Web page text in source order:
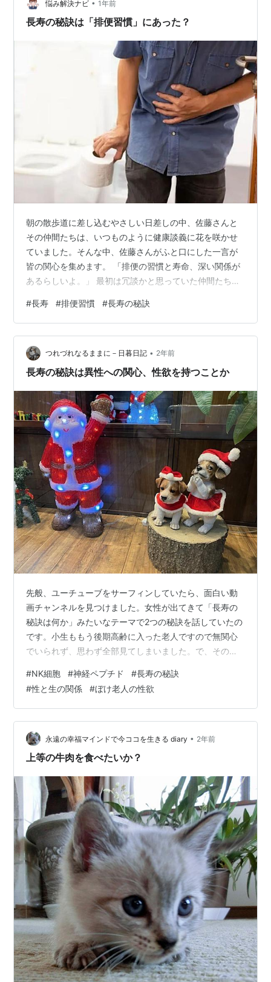
が健康なのだ。スーパーの買い物だって買い忘れて、も
う一度、自転車で買いに行ったら運動量が増える。私の
悩み解決ナビ • 1年前
長寿の秘訣は「排便習慣」にあった？
朝の散歩道に差し込むやさしい日差しの中、佐藤さんと
その仲間たちは、いつものように健康談義に花を咲かせ
ていました。そんな中、佐藤さんがふと口にした一言が
皆の関心を集めます。 「排便の習慣と寿命、深い関係が
あるらしいよ。」 最初は冗談かと思っていた仲間たち
どん引き込まれていきました。 毎日の排便は「健康のバ
ロメーター」 佐藤さんによると、最近の研究では以下の
ようなことが分かってきています： 健康な人の排便は1日
1～2回が理想的（多くても3回以内） 排便がスムーズで
あることも大事（無理にいきまない） 排便リズムの乱れ
#長寿 #排便習慣 #長寿の秘訣
つれづれなるままに－日暮日記 • 2年前
長寿の秘訣は異性への関心、性欲を持つことか
先般、ユーチューブをサーフィンしていたら、面白い動
画チャンネルを見つけました。女性が出てきて「長寿の
秘訣は何か」みたいなテーマで2つの秘訣を話していたの
です。小生ももう後期高齢に入った老人ですので無関心
でいられず、思わず全部見てしまいました。で、その女
こと。これは昔から言われているので、特筆することで
はないですね。かつて指圧の大家で有名な浪越徳次郎先
生も「押せば命の泉湧く」などと言って笑いと指圧が健
康にいいと喧伝していました。 ネット情報によります
と、笑いは脳に刺激を与え、情報伝達物資の「神経ペプ
チド」を多く生成する効果があるとか。この神経ペプ…
#NK細胞 #神経ペプチド #長寿の秘訣
#性と生の関係 #ぼけ老人の性欲
永遠の幸福マインドで今ココを生きる diary • 2年前
上等の牛肉を食べたいか？